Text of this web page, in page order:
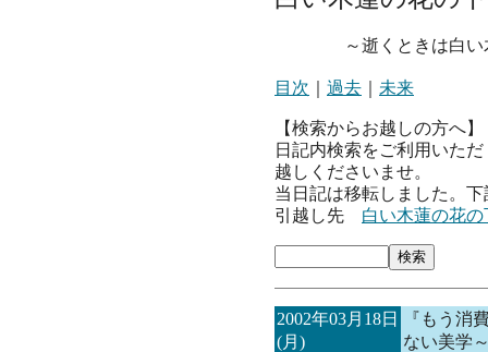
～逝くときは白い木
目次 過去 未来
【検索からお越しの方へ】
日記内検索をご利用いた
越しくださいませ。
当日記は移転しました。
引越し先 白い木蓮の花の
2002年03月18日
(月)
『もう消
ない美学